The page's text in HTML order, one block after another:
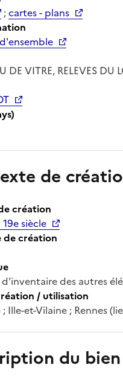
;cartes - plans
DE VITRE, RELEVES DU
de
création
siècle
de création
des autres
/ utilisation
Ille-et-Vilaine ; Rennes
du